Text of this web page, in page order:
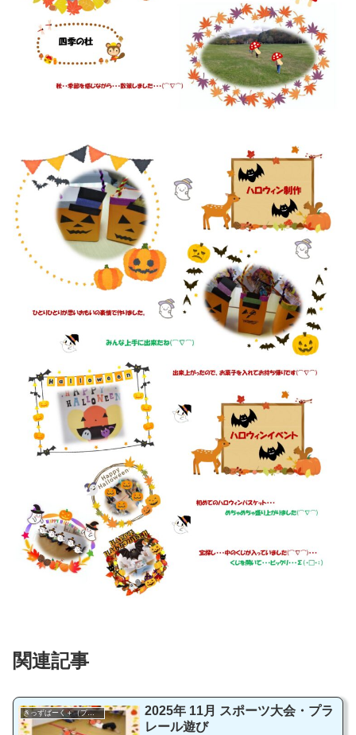
関連記事
きっずぱーく＋（プラス）
2025年 11月 スポーツ大会・プラ
レール遊び